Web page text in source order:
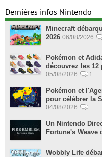
Dernières infos Nintendo
Minecraft
2026 06/08/2026
Pokémon et
découvrez les 12
05/08/2026 1
Pokémon et
pour célébrer la
04/08/2026
Un Nintendo
Fortune's Weave
Wobbly Life